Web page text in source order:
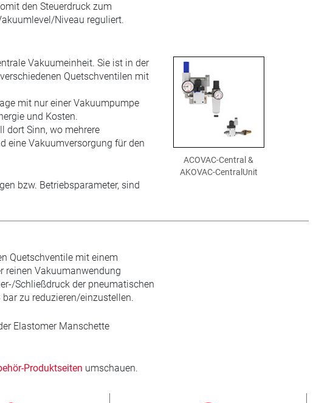
den Steuerdruck zum
Niveau reguliert.
Vakuumeinheit. Sie ist in der
Quetschventilen mit
mit nur einer Vakuumpumpe
und Kosten.
dort Sinn, wo mehrere
eine Vakuumversorgung für den
bzw. Betriebsparameter, sind
ACOVAC-Central &
AKOVAC-CentralUnit
Quetschventile mit einem
reinen Vakuumanwendung
Schließdruck der pneumatischen
zu reduzieren/einzustellen.
Elastomer Manschette
Produktseiten umschauen.